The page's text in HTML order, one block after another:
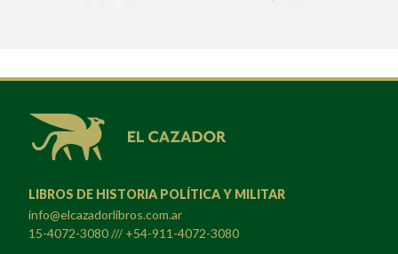
LIBROS DE HISTORIA POLÍTICA Y MILITAR
info@elcazadorlibros.com.ar
15-4072-3080 /// +54-911-4072-3080